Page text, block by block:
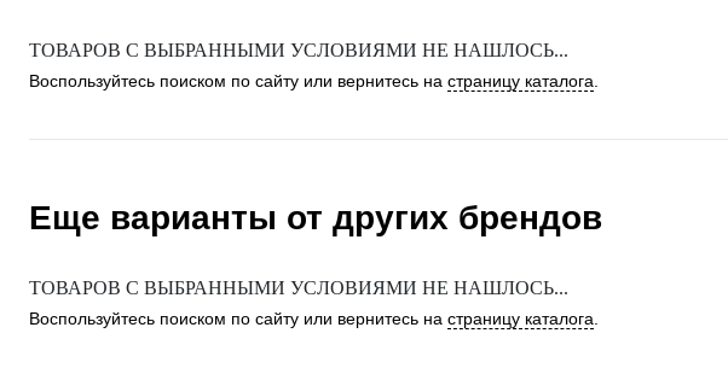
ТОВАРОВ С ВЫБРАННЫМИ УСЛОВИЯМИ НЕ НАШЛОСЬ...
Воспользуйтесь поиском по сайту или вернитесь на страницу каталога
Еще варианты от других брендов
ТОВАРОВ С ВЫБРАННЫМИ УСЛОВИЯМИ НЕ НАШЛОСЬ...
Воспользуйтесь поиском по сайту или вернитесь на страницу каталога